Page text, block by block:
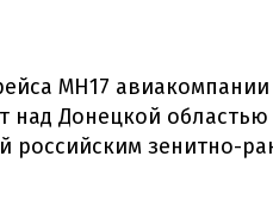
MH17
над Донецкой областью
российским зенитно-